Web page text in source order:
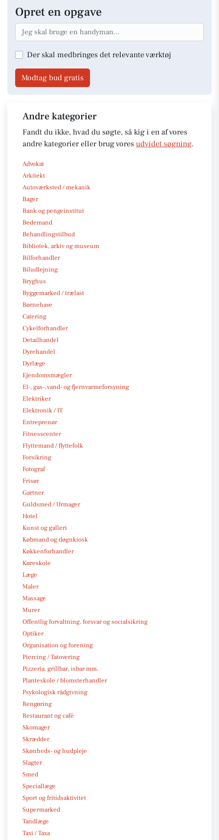
Opret en opgave
Der skal medbringes det relevante værktøj
Modtag bud gratis
Andre kategorier
Fandt du ikke, hvad du søgte, så kig i en af vores
andre kategorier eller brug vores udvidet søgning.
Advokat
Arkitekt
Autoværksted / mekanik
Bager
Bank og pengeinstitut
Bedemand
Behandlingstilbud
Bibliotek, arkiv og museum
Bilforhandler
Biludlejning
Bryghus
Byggemarked / trælast
Børnehave
Catering
Cykelforhandler
Detailhandel
Dyrehandel
Dyrlæge
Ejendomsmægler
El-, gas-, vand- og fjernvarmeforsyning
Elektriker
Elektronik / IT
Entreprenør
Fitnesscenter
Flyttemand / flyttefolk
Forsikring
Fotograf
Frisør
Gartner
Guldsmed / Urmager
Hotel
Kunst og galleri
Købmand og døgnkiosk
Køkkenforhandler
Køreskole
Læge
Maler
Massage
Murer
Offentlig forvaltning, forsvar og socialsikring
Optiker
Organisation og forening
Piercing / Tatovering
Pizzeria, grillbar, isbar mm.
Planteskole / blomsterhandler
Psykologisk rådgivning
Rengøring
Restaurant og café
Skomager
Skrædder
Skønheds- og hudpleje
Slagter
Smed
Speciallæge
Sport og fritidsaktivitet
Supermarked
Tandlæge
Taxi / Taxa